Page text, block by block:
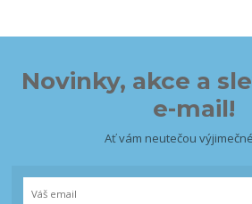
Novinky, akce a
e-mail!
Ať vám neutečou